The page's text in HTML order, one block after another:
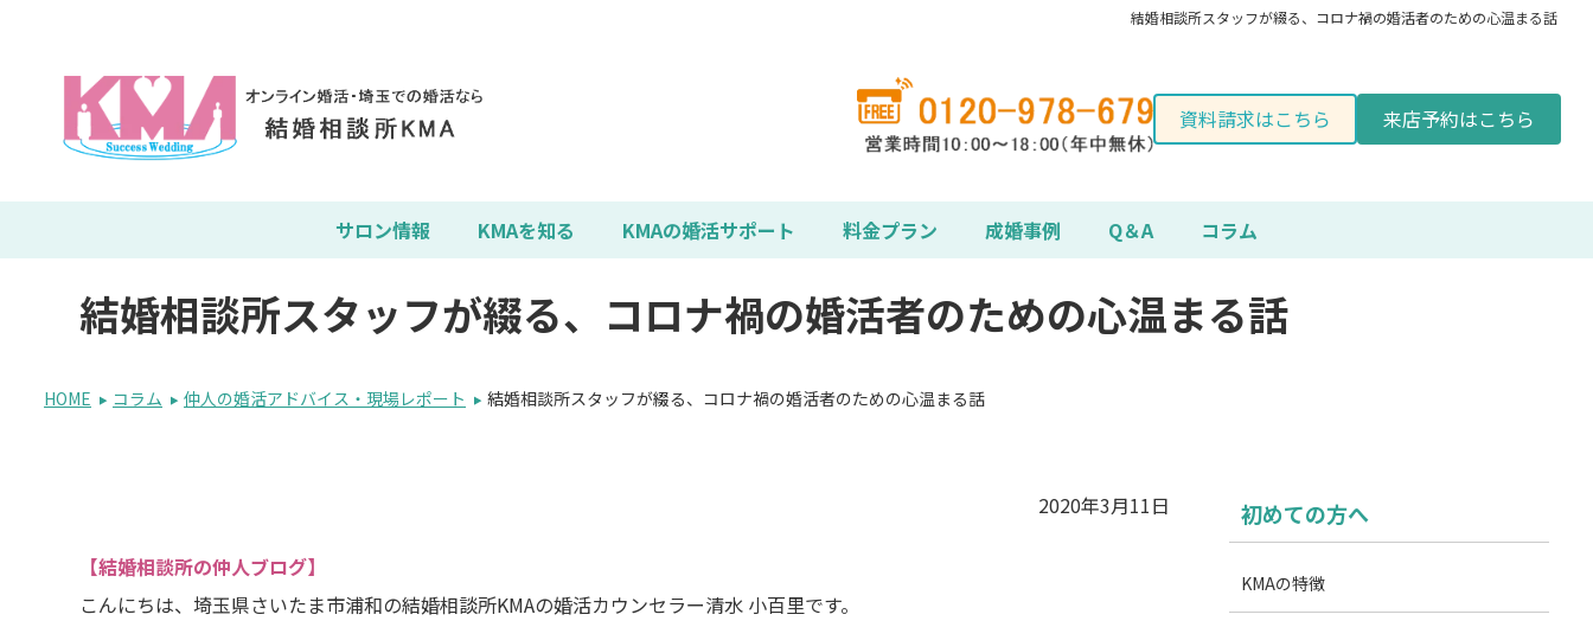
結婚相談所スタッフが綴る、コロナ禍の婚活者のための心温まる話
資料請求はこちら 来店予約はこちら
サロン情報 KMAを知る KMAの婚活サポート 料金プラン 成婚事例 Q＆A コラム
結婚相談所スタッフが綴る、コロナ禍の婚活者のための心温まる話
HOME コラム 仲人の婚活アドバイス・現場レポート 結婚相談所スタッフが綴る、コロナ禍の婚活者のための心温まる話
2020年3月11日
【結婚相談所の仲人ブログ】
こんにちは、埼玉県さいたま市浦和の結婚相談所KMAの婚活カウンセラー清水 小百里です。
初めての方へ
KMAの特徴